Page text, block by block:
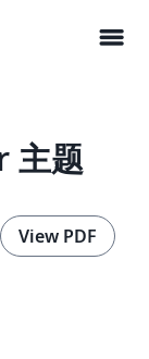
menu
主题
View PDF